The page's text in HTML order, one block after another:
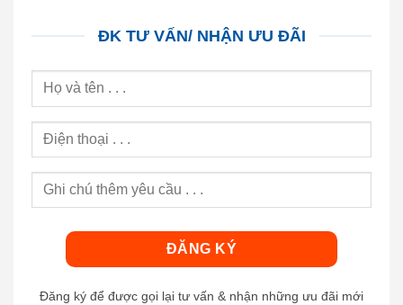
ĐK TƯ VẤN/ NHẬN ƯU ĐÃI
Đăng ký để được gọi lại tư vấn & nhận những ưu đãi mới